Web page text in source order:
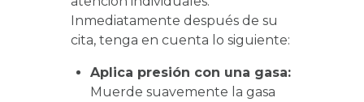
Inmediatamente después de su
cita, tenga en cuenta lo siguiente:
Aplica presión con una gasa:
Muerde suavemente la gasa